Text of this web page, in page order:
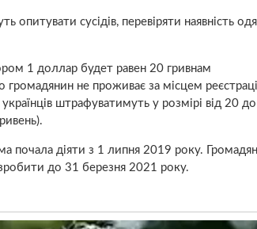
опитувати сусідів, перевіряти наявність
1 доллар будет равен 20 гривнам
не проживає за місцем
українців штрафуватимуть у розмірі від 20
почала діяти з 1 липня 2019 року.
до 31 березня 2021 року.